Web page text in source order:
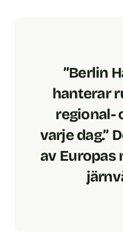
”Berlin
hanterar
regional-
varje dag.”
av Europas